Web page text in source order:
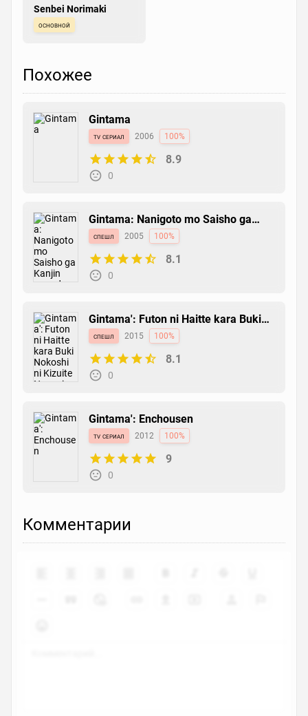
Senbei Norimaki
основной
Похожее
Gintama
tv сериал 2006 100%
8.9
0
Gintama: Nanigoto mo Saisho ga
Kanjin nanode Tashou Senobisuru
Kurai ga Choudoyoi
спешл 2005 100%
8.1
0
Gintama': Futon ni Haitte kara Buki
Nokoshi ni Kizuite Neru ni Nerenai
Toki mo Aru
спешл 2015 100%
8.1
0
Gintama': Enchousen
tv сериал 2012 100%
9
0
Комментарии